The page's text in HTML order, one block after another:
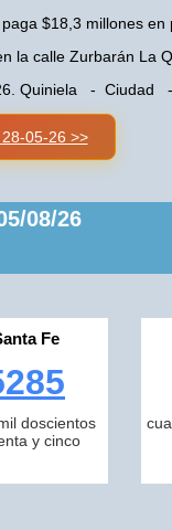
$18,3 millones
la calle Zurbarán La
Quiniela - Ciudad
05-26 >>
08/26
Fe
doscientos
y cinco